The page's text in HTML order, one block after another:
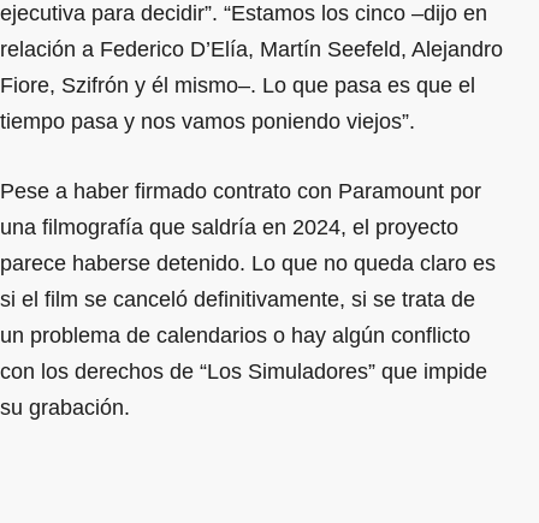
ejecutiva para decidir”. “Estamos los cinco –dijo en
relación a Federico D’Elía, Martín Seefeld, Alejandro
Fiore, Szifrón y él mismo–. Lo que pasa es que el
tiempo pasa y nos vamos poniendo viejos”.
Pese a haber firmado contrato con Paramount por
una filmografía que saldría en 2024, el proyecto
parece haberse detenido. Lo que no queda claro es
si el film se canceló definitivamente, si se trata de
un problema de calendarios o hay algún conflicto
con los derechos de “Los Simuladores” que impide
su grabación.